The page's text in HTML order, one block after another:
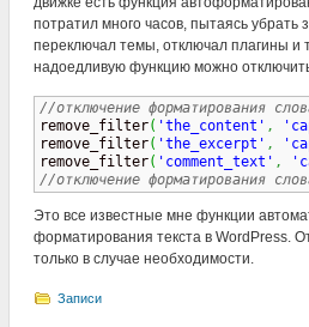
потратил много часов, пытаясь убрать
переключал темы, отключал плагины и
надоедливую функцию можно
//отключение форматирования
remove_filter( 'the_content' ,
remove_filter( 'the_excerpt' ,
remove_filter( 'comment_text' ,
//отключение форматирования
Это все известные мне функции
форматирования текста в WordPress.
только в случае необходимости.
Записи